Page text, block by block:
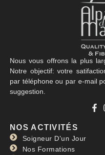
Nous vous offrons la plus
Notre objectif: votre
par téléphone ou par e-mail
suggestion.
NOS ACTIVITÉS
Soigneur D'un Jour
Nos Formations